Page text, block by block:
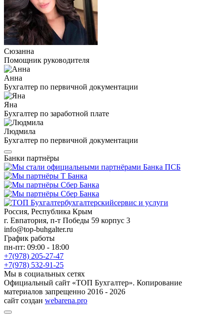
Сюзанна
Помощник руководителя
Анна
Бухгалтер по первичной документации
Яна
Бухгалтер по заработной плате
Людмила
Бухгалтер по первичной документации
Банки партнёры
бухгалтерскийсервис и услуги
Россия, Республика Крым
г. Евпатория, п-т Победы 59 корпус 3
info@top-buhgalter.ru
График работы
пн-пт: 09:00 - 18:00
+7(978) 205-27-47
+7(978) 532-91-25
Мы в социальных сетях
Официальный сайт «ТОП Бухгалтер». Копирование
материалов запрещенно 2016 - 2026
сайт создан webarena.pro